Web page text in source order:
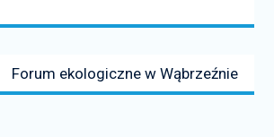
news:
Forum ekologiczne w Wąbrzeźnie